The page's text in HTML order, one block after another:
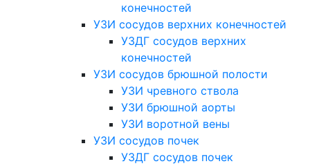
конечностей
УЗИ сосудов верхних конечностей
УЗДГ сосудов верхних
конечностей
УЗИ сосудов брюшной полости
УЗИ чревного ствола
УЗИ брюшной аорты
УЗИ воротной вены
УЗИ сосудов почек
УЗДГ сосудов почек